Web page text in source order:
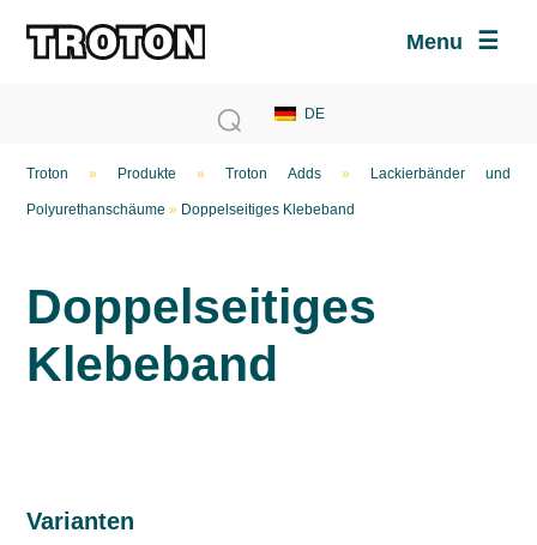
Menu
Troton » Produkte »Troton Adds» Lackierbänder und
Polyurethanschäume » Doppelseitiges Klebeband
Doppelseitiges
Klebeband
Varianten